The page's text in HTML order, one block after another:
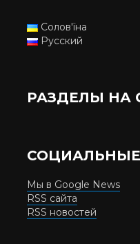
Солов'їна
Русский
РАЗДЕЛЫ НА
СОЦИАЛЬНЫЕ
Мы в Google News
RSS сайта
RSS новостей